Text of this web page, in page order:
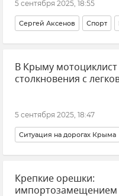
5 сентября 2025, 18:55
Сергей Аксенов Спорт
Новости Новости Крыма
В Крыму
столкновения с
5 сентября 2025, 18:47
Ситуация на дорогах Крыма
МВД по Республике Крым
ДТП в Крыму и Севастополе
Крепкие орешки:
импортозамещением